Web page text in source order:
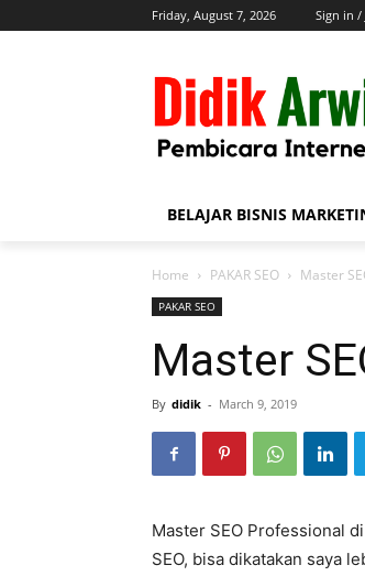
Friday, August 7, 2026 Sign in /
BELAJAR BISNIS
Home PAKAR SEO Master
PAKAR SEO
Master
By didik - March 9, 2019
Master SEO Professional
SEO, bisa dikatakan saya